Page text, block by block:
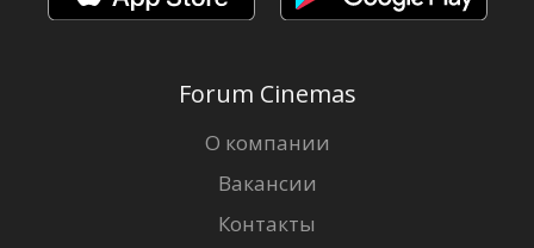
Forum Cinemas
О компании
Вакансии
Контакты